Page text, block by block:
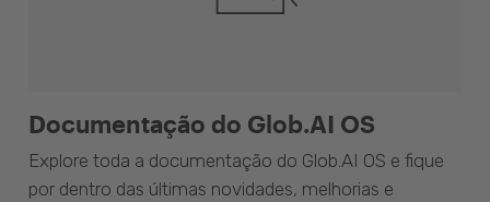
Documentação do Glob.AI OS
Explore toda a documentação do Glob.AI OS e fique
por dentro das últimas novidades, melhorias e